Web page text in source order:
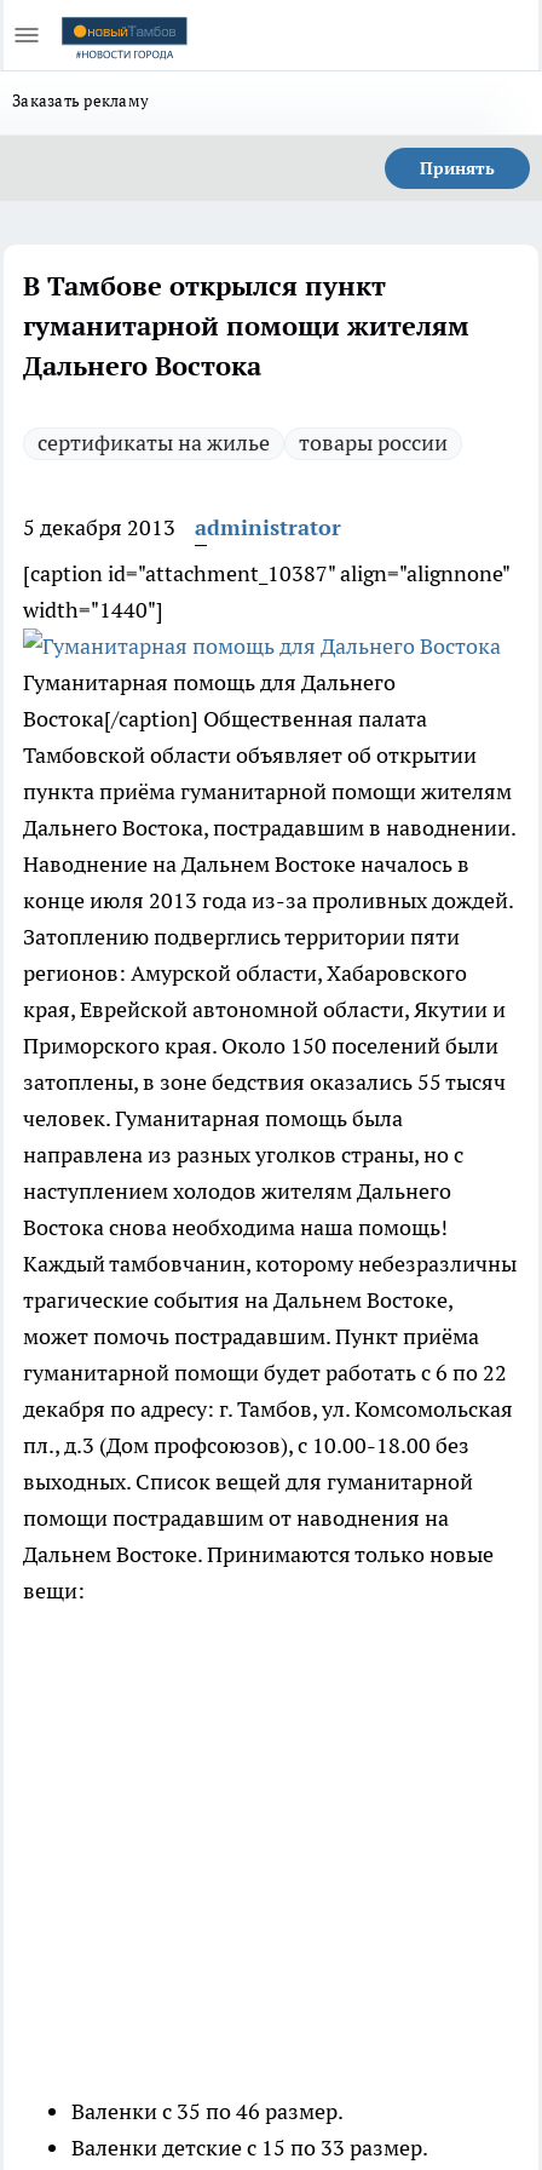
Заказать рекламу
Принять
В Тамбове открылся пункт
гуманитарной помощи жителям
Дальнего Востока
сертификаты на жилье товары россии
5 декабря 2013
administrator
[caption id="attachment_10387" align="alignnone"
width="1440"]
Гуманитарная помощь для Дальнего
Востока[/caption] Общественная палата
Тамбовской области объявляет об открытии
пункта приёма гуманитарной помощи жителям
Дальнего Востока, пострадавшим в наводнении.
Наводнение на Дальнем Востоке началось в
конце июля 2013 года из-за проливных дождей.
Затоплению подверглись территории пяти
регионов: Амурской области, Хабаровского
края, Еврейской автономной области, Якутии и
Приморского края. Около 150 поселений были
затоплены, в зоне бедствия оказались 55 тысяч
человек. Гуманитарная помощь была
направлена из разных уголков страны, но с
наступлением холодов жителям Дальнего
Востока снова необходима наша помощь!
Каждый тамбовчанин, которому небезразличны
трагические события на Дальнем Востоке,
может помочь пострадавшим. Пункт приёма
гуманитарной помощи будет работать с 6 по 22
декабря по адресу: г. Тамбов, ул. Комсомольская
пл., д.3 (Дом профсоюзов), с 10.00-18.00 без
выходных. Список вещей для гуманитарной
помощи пострадавшим от наводнения на
Дальнем Востоке. Принимаются только новые
вещи:
Валенки с 35 по 46 размер.
Валенки детские с 15 по 33 размер.